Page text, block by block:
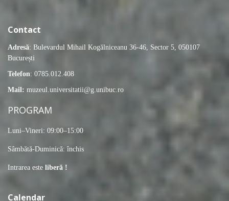
Contact
Adresă: Bulevardul Mihail Kogălniceanu 36-46, Sector 5, 050107
București
Telefon: 0785.012.408
Mail: muzeul.universitatii@g.unibuc.ro
PROGRAM
Luni–Vineri: 09:00–15:00
Sâmbătă-Duminică: închis
Intrarea este liberă !
Calendar